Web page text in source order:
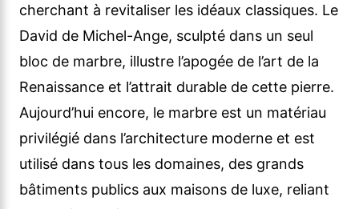
cherchant à revitaliser les idéaux classiques. Le
David de Michel-Ange, sculpté dans un seul
bloc de marbre, illustre l’apogée de l’art de la
Renaissance et l’attrait durable de cette pierre.
Aujourd’hui encore, le marbre est un matériau
privilégié dans l’architecture moderne et est
utilisé dans tous les domaines, des grands
bâtiments publics aux maisons de luxe, reliant